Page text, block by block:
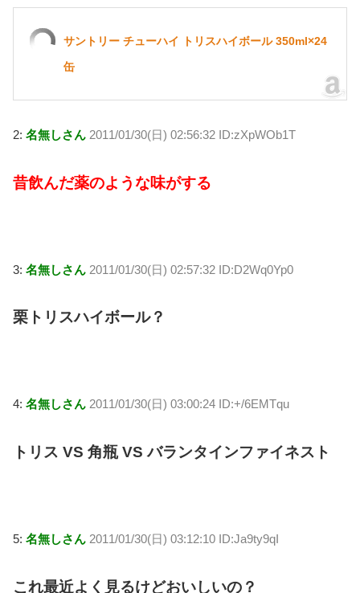
o
k
サントリー チューハイ トリスハイボール 350ml×24
缶
2: 名無しさん 2011/01/30(日) 02:56:32 ID:zXpWOb1T
昔飲んだ薬のような味がする
3: 名無しさん 2011/01/30(日) 02:57:32 ID:D2Wq0Yp0
栗トリスハイボール？
4: 名無しさん 2011/01/30(日) 03:00:24 ID:+/6EMTqu
トリス VS 角瓶 VS バランタインファイネスト
5: 名無しさん 2011/01/30(日) 03:12:10 ID:Ja9ty9qI
これ最近よく見るけどおいしいの？